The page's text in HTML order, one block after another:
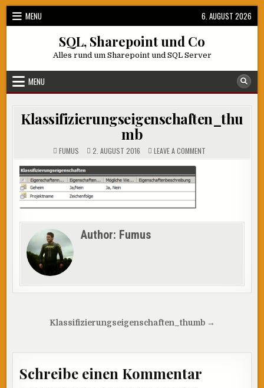
Skip
MENU 6. AUGUST 2026
SQL, Sharepoint und Co
Alles rund um Sharepoint und SQL Server
MENU
Klassifizierungseigenschaften_thu
mb
FUMUS 2. AUGUST 2016 LEAVE A COMMENTON
Author: Fumus
Beitragsnavigation
Klassifizierungseigenschaften_thumb →
Schreibe einen Kommentar